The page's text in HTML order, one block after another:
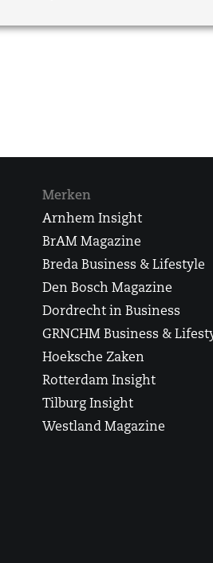
Merken
Arnhem Insight
BrAM Magazine
Breda Business & Lifestyle
Den Bosch Magazine
Dordrecht in Business
GRNCHM Business &
Hoeksche Zaken
Rotterdam Insight
Tilburg Insight
Westland Magazine